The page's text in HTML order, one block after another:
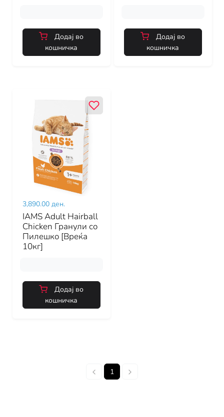
Додај во
кошничка
Додај во
кошничка
3,890.00 ден.
IAMS Adult Hairball
Chicken Гранули со
Пилешко [Вреќа
10кг]
Додај во
кошничка
1